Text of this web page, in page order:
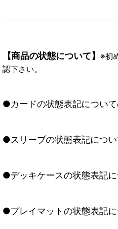
【商品の状態について】 ※初
認下さい。
●カードの状態表記につい
●スリーブの状態表記につ
●デッキケースの状態表記
●プレイマットの状態表記